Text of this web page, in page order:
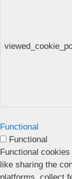
Functional
Functional
Functional
like sharing the